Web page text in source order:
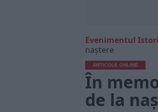
Evenimentul
naștere
ARTICOLE ONLINE
În
de la